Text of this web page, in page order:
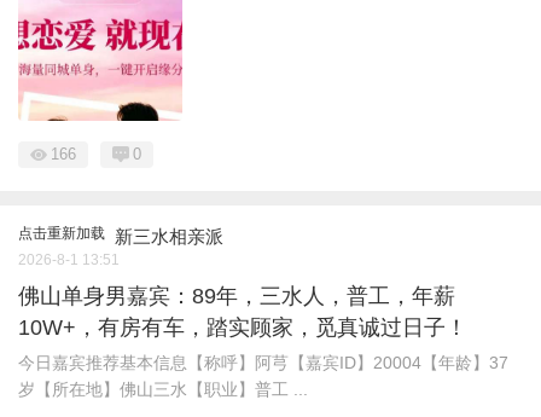
166 0
点击重新加载 新三水相亲派
2026-8-1 13:51
佛山单身男嘉宾：89年，三水人，普工，年薪
10W+，有房有车，踏实顾家，觅真诚过日子！
今日嘉宾推荐基本信息【称呼】阿芎【嘉宾ID】20004【年龄】37
岁【所在地】佛山三水【职业】普工 ...